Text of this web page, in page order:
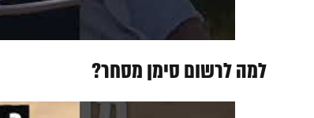
למה לרשום סימן מסחר?